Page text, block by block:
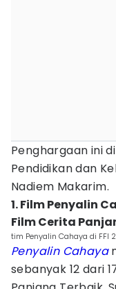
Penghargaan ini
Pendidikan dan
Nadiem Makarim.
1. Film Penyalin
Film Cerita
tim Penyalin Cahaya di FFI
Penyalin Cahaya
sebanyak 12 dari